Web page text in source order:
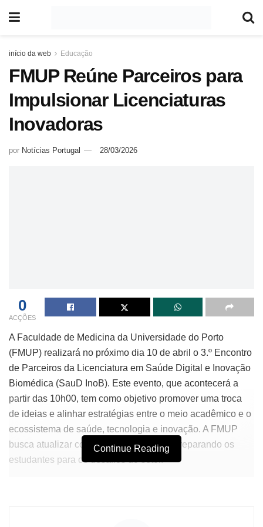
início da web Educação
FMUP Reúne Parceiros para
Impulsionar Licenciaturas
Inovadoras
por Notícias Portugal 28/03/2026
0
ACÇÕES
A Faculdade de Medicina da Universidade do Porto
(FMUP) realizará no próximo dia 10 de abril o 3.º Encontro
de Parceiros da Licenciatura em Saúde Digital e Inovação
Biomédica (SauD InoB). Este evento, que acontecerá a
partir das 10h00, tem como objetivo promover uma troca
de ideias e alinhar estratégias entre o meio acadêmico e o
ecossistema de saúde, tecnologia e inovação. A FMUP
busca atualizar continuamente o curso, preparando os
estudantes para os desafios do setor.
Continue Reading